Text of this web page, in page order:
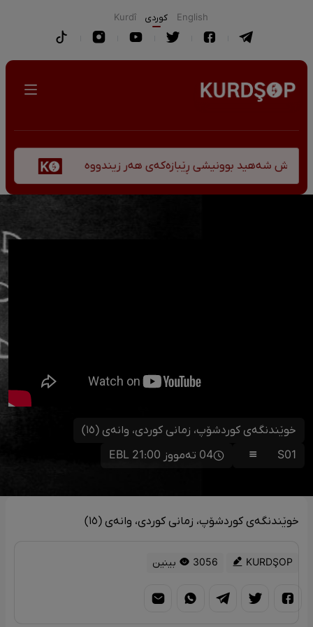
English كوردی Kurdî
خوێندنگەی کوردشۆپ، زمانی کوردی، وانەی (١٥)
S01
04 تەمووز 21:00 EBL
خوێندنگەی کوردشۆپ، زمانی کوردی، وانەی (١٥)
KURDŞOP 3056 بینین